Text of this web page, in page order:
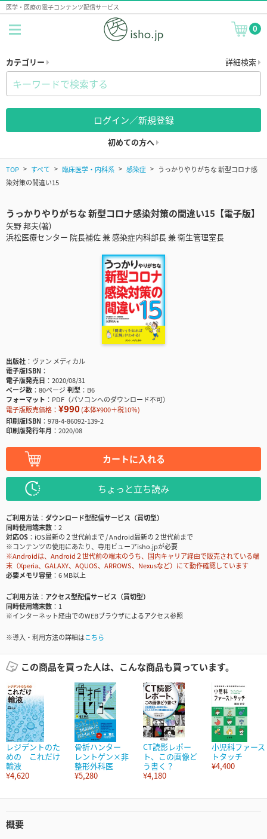
医学・医療の電子コンテンツ配信サービス
0
カテゴリー 詳細検索
ログイン／新規登録
初めての方へ
TOP すべて 臨床医学・内科系 感染症
うっかりやりがちな 新型コロナ感
染対策の間違い15
うっかりやりがちな 新型コロナ感染対策の間違い15【電子版】
矢野 邦夫(著)
浜松医療センター 院長補佐 兼 感染症内科部長 兼 衛生管理室長
出版社
ヴァン メディカル
電子版ISBN
電子版発売日
2020/08/31
ページ数
80ページ判型
B6
フォーマット
PDF（パソコンへのダウンロード不可）
電子版販売価格： ¥990(本体¥900＋税10％)
印刷版ISBN
978-4-86092-139-2
印刷版発行年月
2020/08
カートに入れる
ちょっと立ち読み
ご利用方法
ダウンロード型配信サービス（買切型）
同時使用端末数
2
対応OS
iOS最新の２世代前まで / Android最新の２世代前まで
※コンテンツの使用にあたり、専用ビューアisho.jpが必要
※Androidは、Android２世代前の端末のうち、国内キャリア経由で販売されている端
末（Xperia、GALAXY、AQUOS、ARROWS、Nexusなど）にて動作確認しています
必要メモリ容量
6 MB以上
ご利用方法
アクセス型配信サービス（買切型）
同時使用端末数
1
※インターネット経由でのWEBブラウザによるアクセス参照
※導入・利用方法の詳細はこちら
この商品を買った人は、こんな商品も買っています。
レジデントのた
めの これだけ
輸液
¥4,620
骨折ハンター
レントゲン×非
整形外科医
¥5,280
CT読影レポー
ト、この画像ど
う書く？
¥4,180
小児科ファース
トタッチ
¥4,400
概要